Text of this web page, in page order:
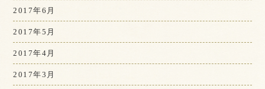
2017年6月
2017年5月
2017年4月
2017年3月